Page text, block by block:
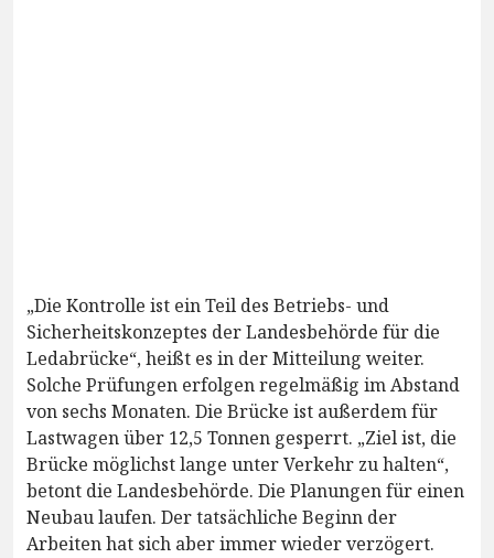
„Die Kontrolle ist ein Teil des Betriebs- und
Sicherheitskonzeptes der Landesbehörde für die
Ledabrücke“, heißt es in der Mitteilung weiter.
Solche Prüfungen erfolgen regelmäßig im Abstand
von sechs Monaten. Die Brücke ist außerdem für
Lastwagen über 12,5 Tonnen gesperrt. „Ziel ist, die
Brücke möglichst lange unter Verkehr zu halten“,
betont die Landesbehörde. Die Planungen für einen
Neubau laufen. Der tatsächliche Beginn der
Arbeiten hat sich aber immer wieder verzögert.